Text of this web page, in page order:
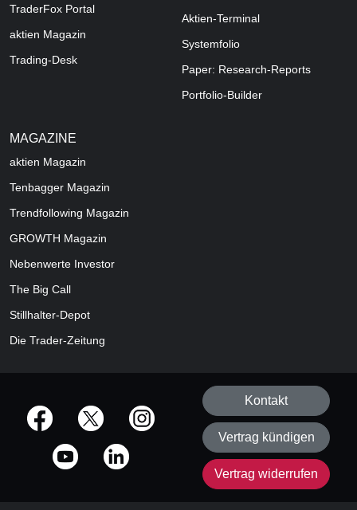
TraderFox Portal
aktien Magazin
Trading-Desk
Aktien-Terminal
Systemfolio
Paper: Research-Reports
Portfolio-Builder
MAGAZINE
aktien Magazin
Tenbagger Magazin
Trendfollowing Magazin
GROWTH Magazin
Nebenwerte Investor
The Big Call
Stillhalter-Depot
Die Trader-Zeitung
offizielle Social Media-Accounts
Kontakt
Vertrag kündigen
Vertrag widerrufen